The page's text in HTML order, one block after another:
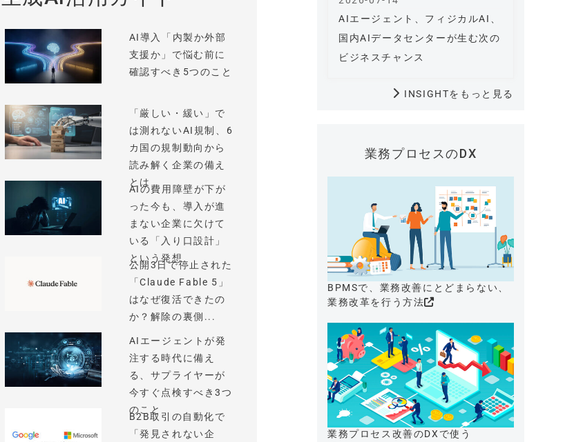
AI導入「内製か外部
支援か」で悩む前に
確認すべき5つのこと
「厳しい・緩い」で
は測れないAI規制、6
カ国の規制動向から
読み解く企業の備え
とは
AIの費用障壁が下が
った今も、導入が進
まない企業に欠けて
いる「入り口設計」
という発想
公開3日で停止された
「Claude Fable 5」
はなぜ復活できたの
か？解除の裏側...
AIエージェントが発
注する時代に備え
る、サプライヤーが
今すぐ点検すべき3つ
のこと
B2B取引の自動化で
「発見されない企
AIエージェント、フィジカルAI、
国内AIデータセンターが生む次の
ビジネスチャンス
INSIGHTをもっと見る
業務プロセスのDX
BPMSで、業務改善にとどまらない、
業務改革を行う方法
業務プロセス改善のDXで使う